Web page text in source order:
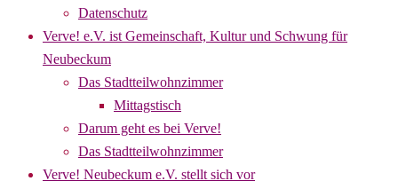
Datenschutz
Verve! e.V. ist Gemeinschaft, Kultur und Schwung für
Neubeckum
Das Stadtteilwohnzimmer
Mittagstisch
Darum geht es bei Verve!
Das Stadtteilwohnzimmer
Verve! Neubeckum e.V. stellt sich vor